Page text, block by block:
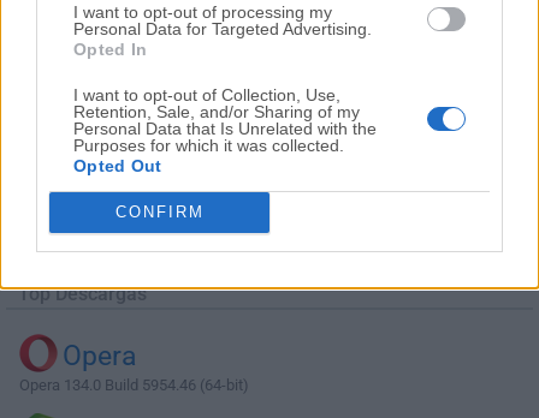
I want to opt-out of processing my
Personal Data for Targeted Advertising.
Opted In
I want to opt-out of Collection, Use,
Retention, Sale, and/or Sharing of my
Personal Data that Is Unrelated with the
Purposes for which it was collected.
Opted Out
CONFIRM
Descargar Sublime Text 3124 (64-bit)
¿Por qué se publica esta aplicación en Filehorse? (
información)
Top Descargas
Opera
Opera 134.0 Build 5954.46 (64-bit)